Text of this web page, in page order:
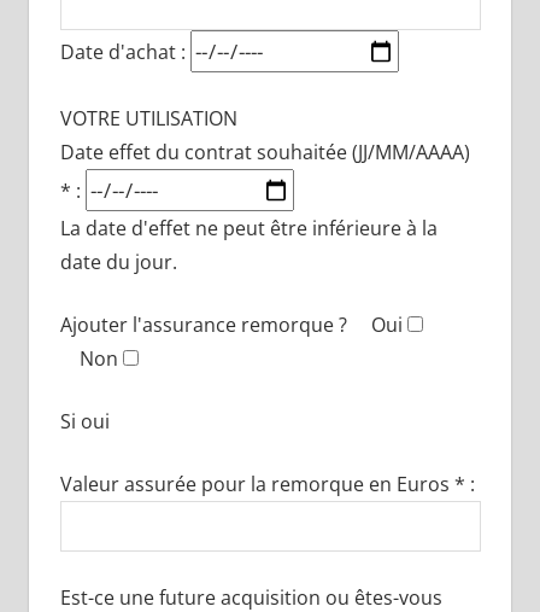
Date d'achat :
VOTRE UTILISATION
Date effet du contrat souhaitée (JJ/MM/AAAA)
* :
La date d'effet ne peut être inférieure à la
date du jour.
Ajouter l'assurance remorque ?
Oui
Non
Si oui
Valeur assurée pour la remorque en Euros * :
Est-ce une future acquisition ou êtes-vous